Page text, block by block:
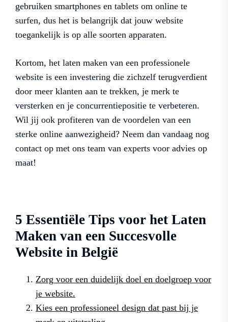
gebruiken smartphones en tablets om online te
surfen, dus het is belangrijk dat jouw website
toegankelijk is op alle soorten apparaten.
Kortom, het laten maken van een professionele
website is een investering die zichzelf terugverdient
door meer klanten aan te trekken, je merk te
versterken en je concurrentiepositie te verbeteren.
Wil jij ook profiteren van de voordelen van een
sterke online aanwezigheid? Neem dan vandaag nog
contact op met ons team van experts voor advies op
maat!
5 Essentiële Tips voor het Laten
Maken van een Succesvolle
Website in België
Zorg voor een duidelijk doel en doelgroep voor
je website.
Kies een professioneel design dat past bij je